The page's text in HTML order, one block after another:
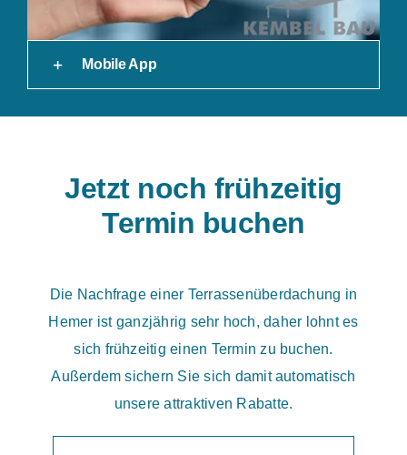
Mobile App
Jetzt noch frühzeitig
Termin buchen
Die Nachfrage einer Terrassenüberdachung in
Hemer ist ganzjährig sehr hoch, daher lohnt es
sich frühzeitig einen Termin zu buchen.
Außerdem sichern Sie sich damit automatisch
unsere attraktiven Rabatte.